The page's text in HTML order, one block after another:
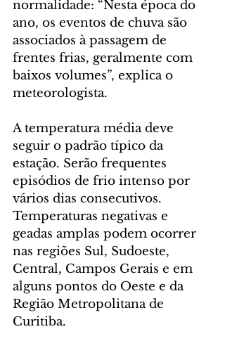
normalidade: “Nesta época do
ano, os eventos de chuva são
associados à passagem de
frentes frias, geralmente com
baixos volumes”, explica o
meteorologista.
A temperatura média deve
seguir o padrão típico da
estação. Serão frequentes
episódios de frio intenso por
vários dias consecutivos.
Temperaturas negativas e
geadas amplas podem ocorrer
nas regiões Sul, Sudoeste,
Central, Campos Gerais e em
alguns pontos do Oeste e da
Região Metropolitana de
Curitiba.